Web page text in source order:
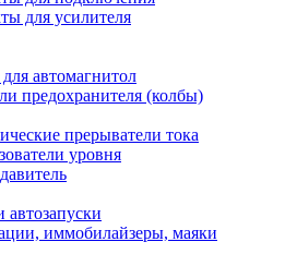
для усилителя
автомагнитол
предохранителя (колбы)
прерыватели тока
уровня
автозапуски
иммобилайзеры, маяки